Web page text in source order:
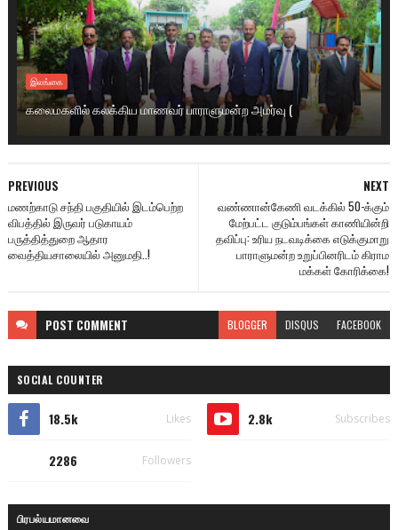
இலங்கை
கலைமகளில் கலக்கிய மாணவர் பாராளுமன்ற அமர்வு (
NEXT
வண்ணான்கேணி வடக்கில் 50-க்கும்
மேற்பட்ட குடும்பங்கள் காணியின்றி
தவிப்பு: உரிய நடவடிக்கை எடுக்குமாறு
பாராளுமன்ற உறுப்பினரிடம் கிராம
மக்கள் கோரிக்கை!
PREVIOUS
மணற்காடு சந்தி பகுதியில் இடம்பெற்ற
விபத்தில் இருவர் படுகாயம்
பருத்தித்துறை ஆதார
வைத்தியசாலையில் அனுமதி..!
POST COMMENT BLOGGER DISQUS FACEBOOK
SOCIAL COUNTER
18.5k Likes 2.8k Subscribes
2286 Followers
பிரபல்யமானவை